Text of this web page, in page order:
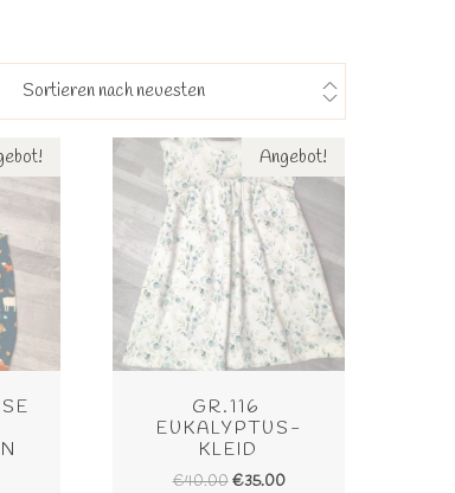
Angebot!
GR.116
EUKALYPTUS-
KLEID
€40.00 €35.00